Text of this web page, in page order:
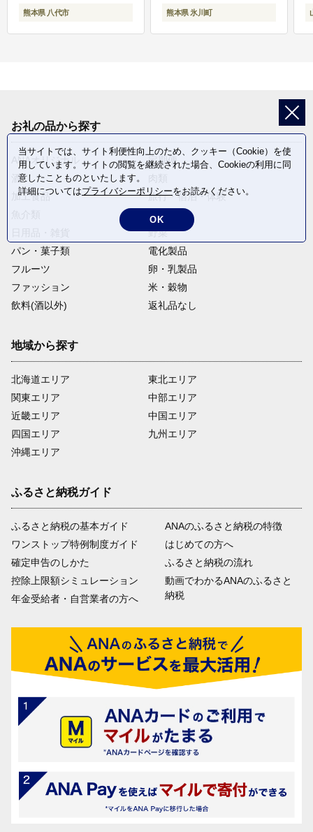
熊本県 八代市 熊本県 氷川町
お礼の品から探す
ANAオリジナル
定期便
酒
加工食品
旅行・宿泊・体験
麺類
野菜
パン・菓子類
電化製品
フルーツ
卵・乳製品
ファッション
米・穀物
飲料(酒以外)
返礼品なし
地域から探す
北海道エリア
関東エリア
近畿エリア
四国エリア
沖縄エリア
東北エリア
中部エリア
中国エリア
九州エリア
ふるさと納税ガイド
ふるさと納税の基本ガイド
ワンストップ特例制度ガイド
確定申告のしかた
控除上限額シミュレーション
年金受給者・自営業者の方へ
ANAのふるさと納税の特徴
はじめての方へ
ふるさと納税の流れ
動画でわかるANAのふるさと
納税
当サイトでは、サイト利便性向上のため、クッキー（Cookie）を使
用しています。サイトの閲覧を継続された場合、Cookieの利用に同
意したことものといたします。
詳細についてはプライバシーポリシーをお読みください。
OK